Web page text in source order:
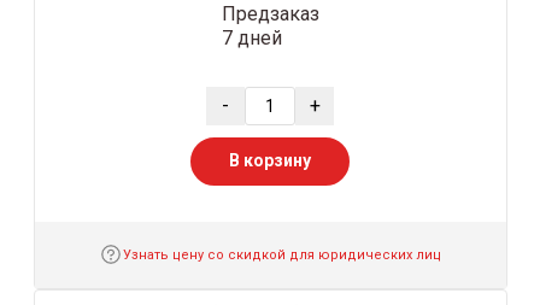
Предзаказ
7 дней
- +
В корзину
Узнать цену со скидкой для юридических лиц